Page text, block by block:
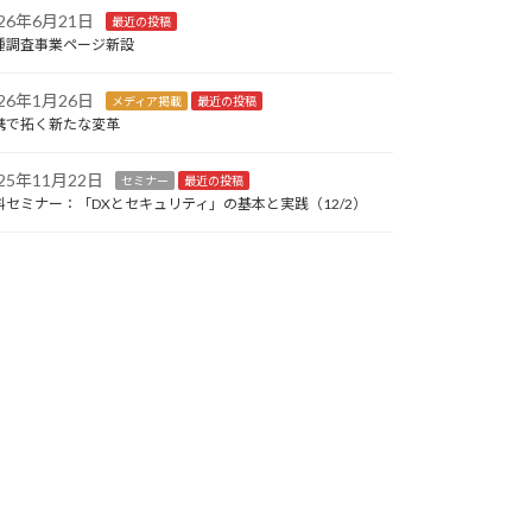
年6月21日 最近の投稿
調査事業ページ新設
年1月26日 メディア掲載 最近の投稿
で拓く新たな変革
年11月22日 セミナー 最近の投稿
セミナー：「DXとセキュリティ」の基本と実践（12/2）